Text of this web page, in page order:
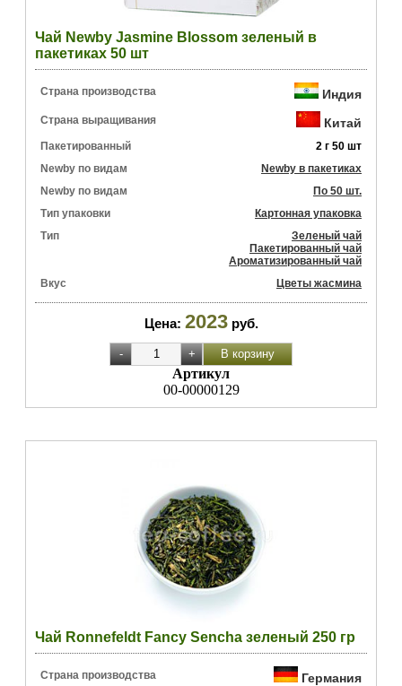
Чай Newby Jasmine Blossom зеленый в
пакетиках 50 шт
Страна производства Индия
Страна выращивания Китай
Пакетированный
2 г 50 шт
Newby по видам
Newby в пакетиках
Newby по видам
По 50 шт.
Тип упаковки
Картонная упаковка
Тип
Зеленый чай
Пакетированный чай
Ароматизированный чай
Вкус
Цветы жасмина
Цена: 2023 руб.
Артикул
00-00000129
Чай Ronnefeldt Fancy Sencha зеленый 250 гр
Страна производства Германия